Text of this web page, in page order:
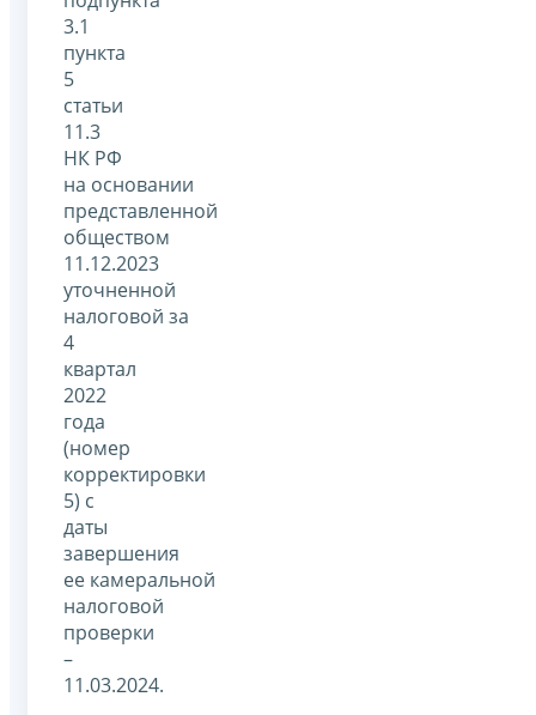
3.1
пункта
5
статьи
11.3
НК РФ
на основании
представленной
обществом
11.12.2023
уточненной
налоговой за
4
квартал
2022
года
(номер
корректировки
5) с
даты
завершения
ее камеральной
налоговой
проверки
–
11.03.2024.